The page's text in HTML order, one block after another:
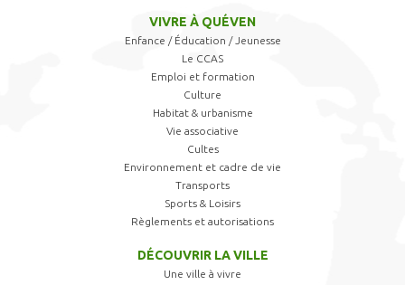
VIVRE À QUÉVEN
Enfance / Éducation / Jeunesse
Le CCAS
Emploi et formation
Culture
Habitat & urbanisme
Vie associative
Cultes
Environnement et cadre de vie
Transports
Sports & Loisirs
Règlements et autorisations
DÉCOUVRIR LA VILLE
Une ville à vivre